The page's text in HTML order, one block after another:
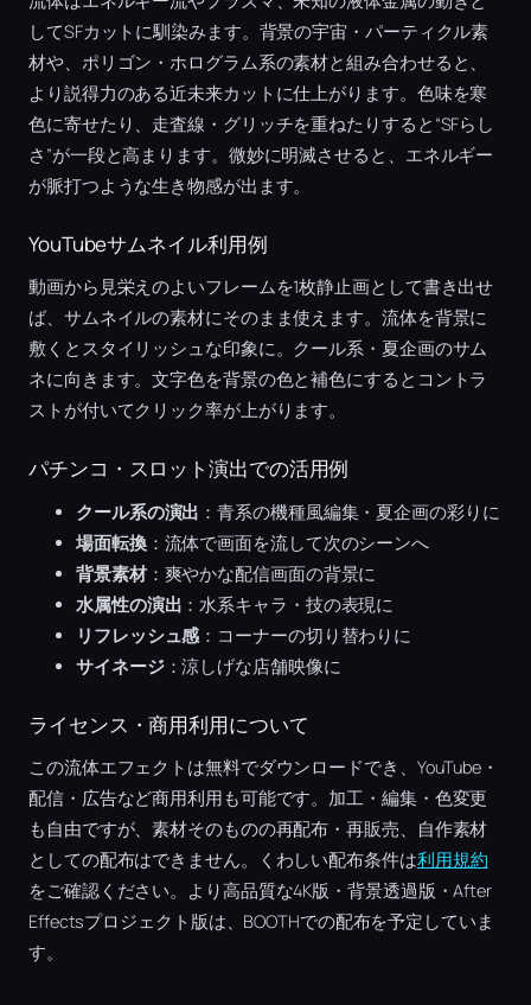
してSFカットに馴染みます。背景の宇宙・パーティクル素
材や、ポリゴン・ホログラム系の素材と組み合わせると、
より説得力のある近未来カットに仕上がります。色味を寒
色に寄せたり、走査線・グリッチを重ねたりすると“SFらし
さ”が一段と高まります。微妙に明滅させると、エネルギー
が脈打つような生き物感が出ます。
YouTubeサムネイル利用例
動画から見栄えのよいフレームを1枚静止画として書き出せ
ば、サムネイルの素材にそのまま使えます。流体を背景に
敷くとスタイリッシュな印象に。クール系・夏企画のサム
ネに向きます。文字色を背景の色と補色にするとコントラ
ストが付いてクリック率が上がります。
パチンコ・スロット演出での活用例
クール系の演出 ：青系の機種風編集・夏企画の彩りに
場面転換：流体で画面を流して次のシーンへ
背景素材：爽やかな配信画面の背景に
水属性の演出 ：水系キャラ・技の表現に
リフレッシュ感 ：コーナーの切り替わりに
サイネージ：涼しげな店舗映像に
ライセンス・商用利用について
この流体エフェクトは無料でダウンロードでき、YouTube・
配信・広告など商用利用も可能です。加工・編集・色変更
も自由ですが、素材そのものの再配布・再販売、自作素材
としての配布はできません。くわしい配布条件は利用規約
をご確認ください。より高品質な4K版・背景透過版・After
Effectsプロジェクト版は、BOOTHでの配布を予定していま
す。